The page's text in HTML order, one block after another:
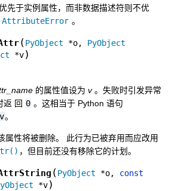
先于实例属性，而非数据描述符则不优
AttributeError 。
(PyObject *o, PyObject
*v)
的属性值设为 v。失败时引发异常
返 回 0 。这相当于 Python 语句
v。
属性将被删除。 此行为已被弃用而应改用
，但目前还没有移除它的计划。
(PyObject *o, const
*v)